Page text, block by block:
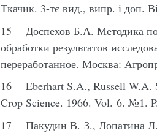
Ткачик. 3-тє вид., випр. і доп.
15 Доспехов Б.А. Методика
обработки результатов
переработанное. Москва:
16 Eberhart S.A., Russell W.A.
Crop Science. 1966. Vol. 6. №1.
17 Пакудин В. З., Лопатина Л.